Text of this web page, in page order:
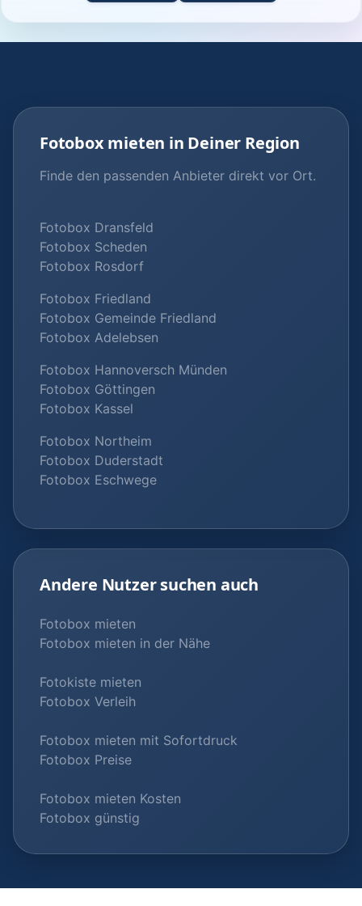
Fotobox mieten in Deiner Region
Finde den passenden Anbieter direkt vor Ort.
Fotobox Dransfeld
Fotobox Scheden
Fotobox Rosdorf
Fotobox Friedland
Fotobox Gemeinde Friedland
Fotobox Adelebsen
Fotobox Hannoversch Münden
Fotobox Göttingen
Fotobox Kassel
Fotobox Northeim
Fotobox Duderstadt
Fotobox Eschwege
Andere Nutzer suchen auch
Fotobox mieten
Fotobox mieten in der Nähe
Fotokiste mieten
Fotobox Verleih
Fotobox mieten mit Sofortdruck
Fotobox Preise
Fotobox mieten Kosten
Fotobox günstig